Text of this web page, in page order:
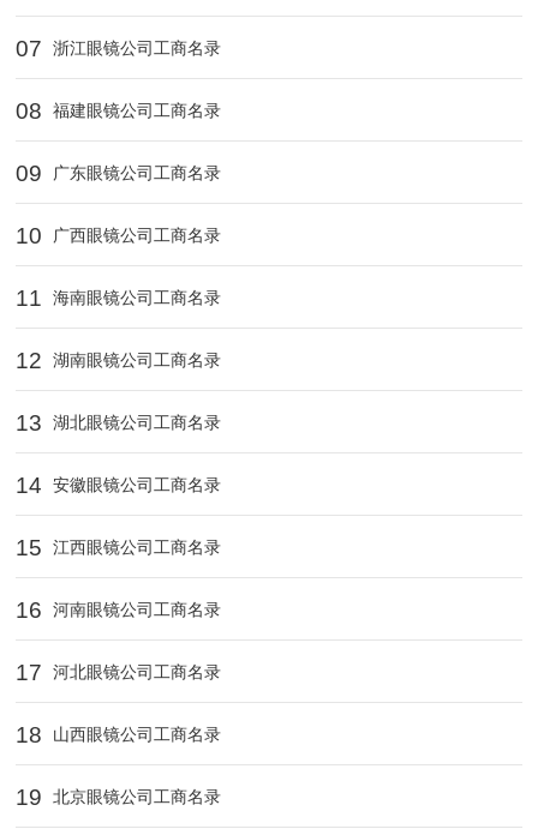
07 浙江眼镜公司工商名录
08 福建眼镜公司工商名录
09 广东眼镜公司工商名录
10 广西眼镜公司工商名录
11 海南眼镜公司工商名录
12 湖南眼镜公司工商名录
13 湖北眼镜公司工商名录
14 安徽眼镜公司工商名录
15 江西眼镜公司工商名录
16 河南眼镜公司工商名录
17 河北眼镜公司工商名录
18 山西眼镜公司工商名录
19 北京眼镜公司工商名录